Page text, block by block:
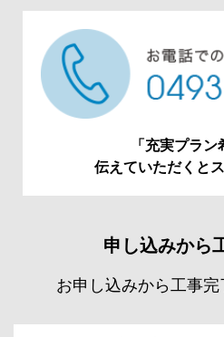
「充実プラン
伝えていただくと
申し込みから
お申し込みから工事完